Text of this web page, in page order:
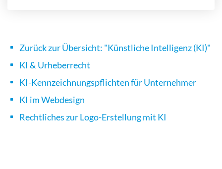
Zurück zur Übersicht: "Künstliche Intelligenz (KI)"
KI & Urheberrecht
KI-Kennzeichnungspflichten für Unternehmer
KI im Webdesign
Rechtliches zur Logo-Erstellung mit KI